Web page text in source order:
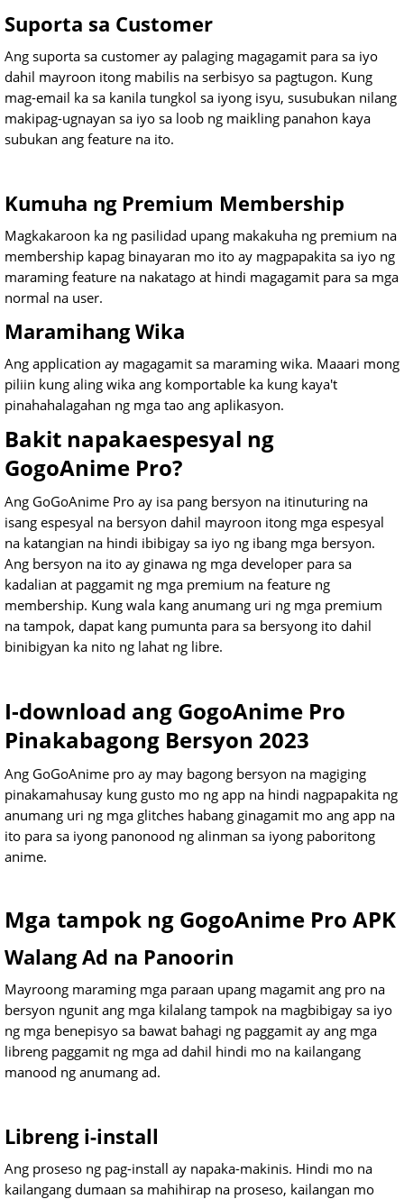
Suporta sa Customer
Ang suporta sa customer ay palaging magagamit para sa iyo
dahil mayroon itong mabilis na serbisyo sa pagtugon. Kung
mag-email ka sa kanila tungkol sa iyong isyu, susubukan nilang
makipag-ugnayan sa iyo sa loob ng maikling panahon kaya
subukan ang feature na ito.
Kumuha ng Premium Membership
Magkakaroon ka ng pasilidad upang makakuha ng premium na
membership kapag binayaran mo ito ay magpapakita sa iyo ng
maraming feature na nakatago at hindi magagamit para sa mga
normal na user.
Maramihang Wika
Ang application ay magagamit sa maraming wika. Maaari mong
piliin kung aling wika ang komportable ka kung kaya't
pinahahalagahan ng mga tao ang aplikasyon.
Bakit napakaespesyal ng
GogoAnime Pro?
Ang GoGoAnime Pro ay isa pang bersyon na itinuturing na
isang espesyal na bersyon dahil mayroon itong mga espesyal
na katangian na hindi ibibigay sa iyo ng ibang mga bersyon.
Ang bersyon na ito ay ginawa ng mga developer para sa
kadalian at paggamit ng mga premium na feature ng
membership. Kung wala kang anumang uri ng mga premium
na tampok, dapat kang pumunta para sa bersyong ito dahil
binibigyan ka nito ng lahat ng libre.
I-download ang GogoAnime Pro
Pinakabagong Bersyon 2023
Ang GoGoAnime pro ay may bagong bersyon na magiging
pinakamahusay kung gusto mo ng app na hindi nagpapakita ng
anumang uri ng mga glitches habang ginagamit mo ang app na
ito para sa iyong panonood ng alinman sa iyong paboritong
anime.
Mga tampok ng GogoAnime Pro APK
Walang Ad na Panoorin
Mayroong maraming mga paraan upang magamit ang pro na
bersyon ngunit ang mga kilalang tampok na magbibigay sa iyo
ng mga benepisyo sa bawat bahagi ng paggamit ay ang mga
libreng paggamit ng mga ad dahil hindi mo na kailangang
manood ng anumang ad.
Libreng i-install
Ang proseso ng pag-install ay napaka-makinis. Hindi mo na
kailangang dumaan sa mahihirap na proseso, kailangan mo